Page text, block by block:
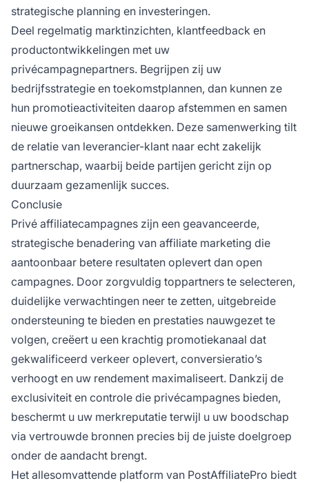
strategische planning en investeringen.
Deel regelmatig marktinzichten, klantfeedback en
productontwikkelingen met uw
privécampagnepartners. Begrijpen zij uw
bedrijfsstrategie en toekomstplannen, dan kunnen ze
hun promotieactiviteiten daarop afstemmen en samen
nieuwe groeikansen ontdekken. Deze samenwerking tilt
de relatie van leverancier-klant naar echt zakelijk
partnerschap, waarbij beide partijen gericht zijn op
duurzaam gezamenlijk succes.
Conclusie
Privé affiliatecampagnes zijn een geavanceerde,
strategische benadering van affiliate marketing die
aantoonbaar betere resultaten oplevert dan open
campagnes. Door zorgvuldig toppartners te selecteren,
duidelijke verwachtingen neer te zetten, uitgebreide
ondersteuning te bieden en prestaties nauwgezet te
volgen, creëert u een krachtig promotiekanaal dat
gekwalificeerd verkeer oplevert, conversieratio’s
verhoogt en uw rendement maximaliseert. Dankzij de
exclusiviteit en controle die privécampagnes bieden,
beschermt u uw merkreputatie terwijl u uw boodschap
via vertrouwde bronnen precies bij de juiste doelgroep
onder de aandacht brengt.
Het allesomvattende platform van PostAffiliatePro biedt